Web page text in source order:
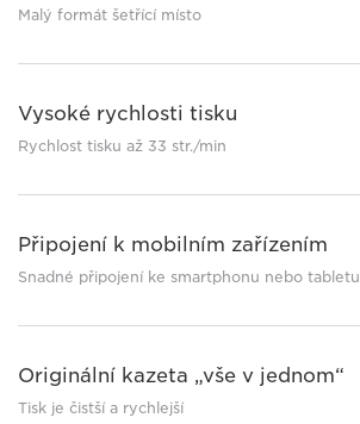
Malý formát šetřící místo
Vysoké rychlosti tisku
Rychlost tisku až 33 str./min
Připojení k mobilním zařízením
Snadné připojení ke smartphonu nebo tabletu
Originální kazeta „vše v jednom“
Tisk je čistší a rychlejší